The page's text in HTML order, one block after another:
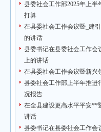
县委社会工作部2025年上
打算
在县委社会工作会议暨_建
的讲话
县委书记在县委社会工作会
上的讲话
在县委社会工作会议暨新兴
县委社会工作部上半年推进
况报告
在全县建设更高水平平安**
讲话
县委书记在县委社会工作会